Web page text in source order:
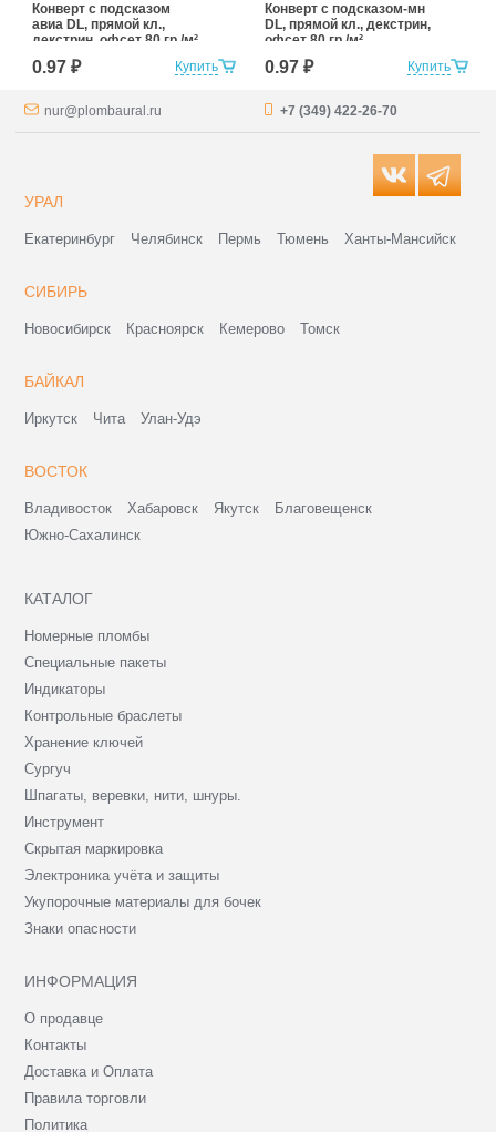
Купить
Конверт с подсказом
авиа DL, прямой кл.,
декстрин, офсет 80 гр./м²
0.97 ₽ Купить
Конверт с подсказом-мн
DL, прямой кл., декстрин,
офсет 80 гр./м²
0.97 ₽
nur@plombaural.ru +7 (349) 422-26-70
УРАЛ
Екатеринбург Челябинск Пермь Тюмень Ханты-Мансийск
СИБИРЬ
Новосибирск Красноярск Кемерово Томск
БАЙКАЛ
Иркутск Чита Улан-Удэ
ВОСТОК
Владивосток Хабаровск Якутск
Благовещенск
Южно-Сахалинск
КАТАЛОГ
Номерные пломбы
Специальные пакеты
Индикаторы
Контрольные браслеты
Хранение ключей
Сургуч
Шпагаты, веревки, нити, шнуры.
Инструмент
Скрытая маркировка
Электроника учёта и защиты
Укупорочные материалы для бочек
Знаки опасности
ИНФОРМАЦИЯ
О продавце
Контакты
Доставка и Оплата
Правила торговли
Политика